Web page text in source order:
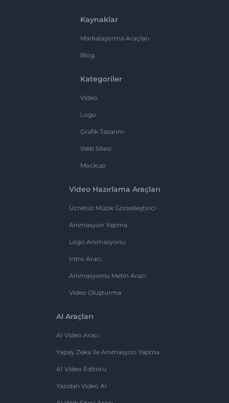
Kaynaklar
Markalaştırma Araçları
Blog
Kategoriler
Video
Logo
Grafik Tasarım
Web Sitesi
Mockup
Video Hazırlama Araçları
Ücretsiz Müzik Görselleştirici
Animasyon Yapma
Logo Animasyonu
İntro Aracı
Animasyonlu Metin Aracı
Video Oluşturma
AI Araçları
AI Video Aracı
Yapay Zeka Ile Animasyon Yapma
AI Video Editörü
Yazıdan Video AI